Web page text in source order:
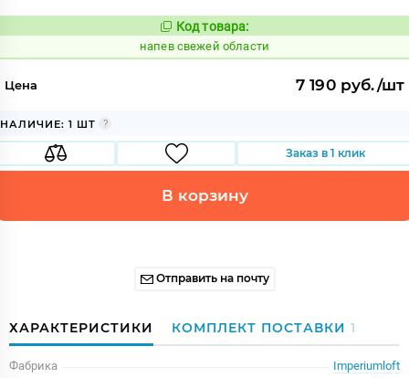
Код:
1088438
Код товара:
напев свежей области
Цена 7 190 руб./шт
НАЛИЧИЕ: 1 ШТ
Заказ в 1 клик
В корзину
Отправить на почту
ХАРАКТЕРИСТИКИ КОМПЛЕКТ ПОСТАВКИ 1
Фабрика
Imperiumloft